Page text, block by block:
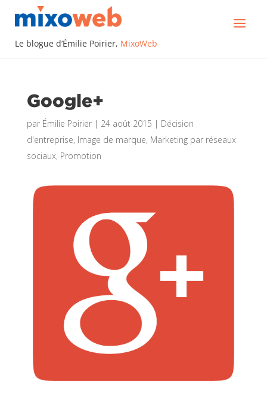
Le blogue d’Émilie Poirier, MixoWeb
Google+
par Émilie Poirier| 24 août 2015 | Décision
d'entreprise, Image de marque, Marketing par réseaux
sociaux, Promotion